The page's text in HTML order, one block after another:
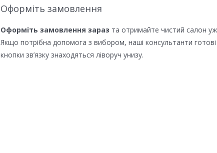
Оформіть замовлення
Оформіть замовлення зараз та отримайте чистий салон
Якщо потрібна допомога з вибором, наші консультанти
кнопки зв’язку знаходяться ліворуч унизу.